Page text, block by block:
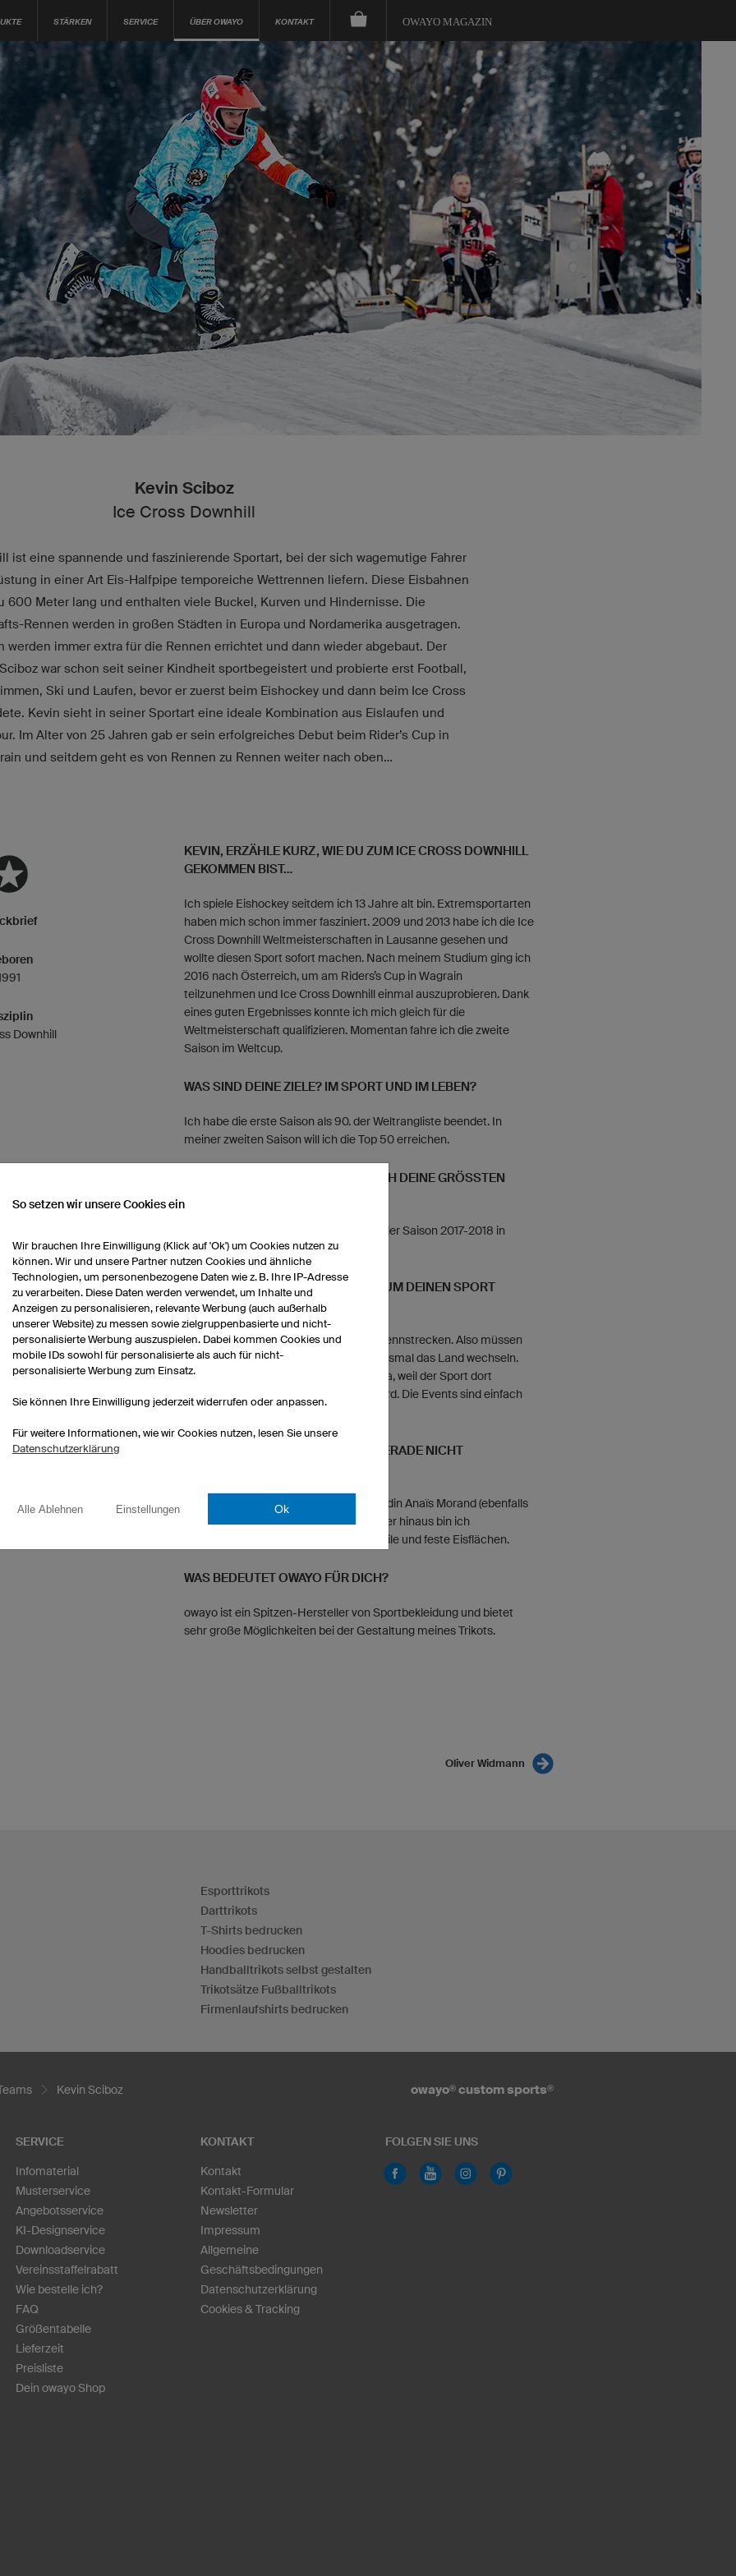
STÄRKEN SERVICE ÜBER OWAYO KONTAKT OWAYO MAGAZIN
Kevin Sciboz
Ice Cross Downhill
ist eine spannende und faszinierende Sportart, bei der sich wagemutige Fahrer
in einer Art Eis-Halfpipe temporeiche Wettrennen liefern. Diese Eisbahnen
600 Meter lang und enthalten viele Buckel, Kurven und Hindernisse. Die
Rennen werden in großen Städten in Europa und Nordamerika ausgetragen.
werden immer extra für die Rennen errichtet und dann wieder abgebaut. Der
war schon seit seiner Kindheit sportbegeistert und probierte erst Football,
Ski und Laufen, bevor er zuerst beim Eishockey und dann beim Ice Cross
Kevin sieht in seiner Sportart eine ideale Kombination aus Eislaufen und
Im Alter von 25 Jahren gab er sein erfolgreiches Debut beim Rider’s Cup in
und seitdem geht es von Rennen zu Rennen weiter nach oben...
Downhill
KEVIN, ERZÄHLE KURZ, WIE DU ZUM ICE CROSS DOWNHILL
GEKOMMEN BIST...
Ich spiele Eishockey seitdem ich 13 Jahre alt bin. Extremsportarten
haben mich schon immer fasziniert. 2009 und 2013 habe ich die Ice
Cross Downhill Weltmeisterschaften in Lausanne gesehen und
wollte diesen Sport sofort machen. Nach meinem Studium ging ich
2016 nach Österreich, um am Riders’s Cup in Wagrain
teilzunehmen und Ice Cross Downhill einmal auszuprobieren. Dank
eines guten Ergebnisses konnte ich mich gleich für die
Weltmeisterschaft qualifizieren. Momentan fahre ich die zweite
Saison im Weltcup.
WAS SIND DEINE ZIELE? IM SPORT UND IM LEBEN?
Ich habe die erste Saison als 90. der Weltrangliste beendet. In
meiner zweiten Saison will ich die Top 50 erreichen.
WAS WAREN FÜR DICH PERSÖNLICH DEINE GRÖSSTEN E
Die Bronzemedaille im ersten Rennen der Saison 2017-2018 in
Österreich.
WAS IST DEINE LIEBLINGSREGION UM DEINEN SPORT
AUSZUÜBEN?
Es gibt bei uns keine fest installierten Rennstrecken. Also müssen
wir für das Training und die Rennen jedesmal das Land wechseln.
Ich bevorzuge eher die USA und Kanada, weil der Sport dort
bekannter ist und besser unterstützt wird. Die Events sind einfach
WAS TUST DU GERNE, WENN DU GERADE NICHT
Ich verbringe viel Zeit mit meiner Freundin Anaïs Morand (ebenfalls
eine Ice Cross Downhill Athletin). Darüber hinaus bin ich
Baustellenleiter bei einer Firma für mobile und feste Eisflächen.
WAS BEDEUTET OWAYO FÜR DICH?
owayo ist ein Spitzen-Hersteller von Sportbekleidung und bietet
sehr große Möglichkeiten bei der Gestaltung meines Trikots.
Oliver Widmann
Esporttrikots
Darttrikots
T-Shirts bedrucken
Hoodies bedrucken
Handballtrikots selbst gestalten
Trikotsätze Fußballtrikots
Firmenlaufshirts bedrucken
Kevin Sciboz owayo® custom sports®
SERVICE
Infomaterial
Musterservice
Angebotsservice
KI-Designservice
Downloadservice
Vereinsstaffelrabatt
Wie bestelle ich?
FAQ
Größentabelle
Lieferzeit
Preisliste
Dein owayo Shop
KONTAKT
Kontakt
Kontakt-Formular
Newsletter
Impressum
Allgemeine
Geschäftsbedingungen
Datenschutzerklärung
Cookies & Tracking
FOLGEN SIE UNS
So setzen wir unsere Cookies ein
Wir brauchen Ihre Einwilligung (Klick auf 'Ok') um Cookies nutzen zu
können. Wir und unsere Partner nutzen Cookies und ähnliche
Technologien, um personenbezogene Daten wie z. B. Ihre IP-Adresse
zu verarbeiten. Diese Daten werden verwendet, um Inhalte und
Anzeigen zu personalisieren, relevante Werbung (auch außerhalb
unserer Website) zu messen sowie zielgruppenbasierte und nicht-
personalisierte Werbung auszuspielen. Dabei kommen Cookies und
mobile IDs sowohl für personalisierte als auch für nicht-
personalisierte Werbung zum Einsatz.
Sie können Ihre Einwilligung jederzeit widerrufen oder anpassen.
Für weitere Informationen, wie wir Cookies nutzen, lesen Sie unsere
Datenschutzerklärung
Alle Ablehnen Einstellungen Ok